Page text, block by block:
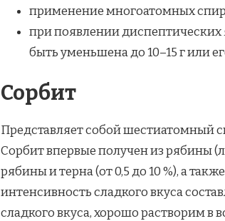
применение многоатомных
при появлении диспептических
быть уменьшена до 10–15 г или
Сорбит
Представляет собой шестиатомный
Сорбит впервые получен из рябины
рябины и терна (от 0,5 до 10 %), а
интенсивность сладкого вкуса
сладкого вкуса, хорошо растворим в